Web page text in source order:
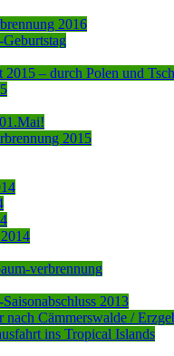
2016
2015 – durch Polen und
2015
verbrennung
2013
nach Cämmerswalde /
ins Tropical Islands